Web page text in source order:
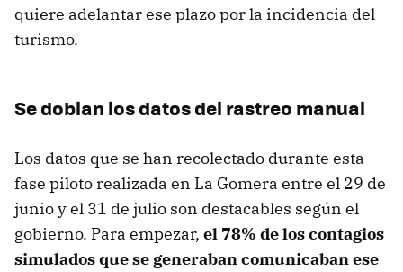
quiere adelantar ese plazo por la incidencia del
turismo.
Se doblan los datos del rastreo manual
Los datos que se han recolectado durante esta
fase piloto realizada en La Gomera entre el 29 de
junio y el 31 de julio son destacables según el
gobierno. Para empezar, el 78% de los contagios
simulados que se generaban comunicaban ese